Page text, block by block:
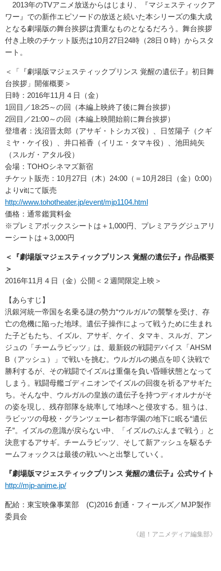
2013年のTVアニメ放送からはじまり、『マジェスティックア
ワー』での新作エピソードの放送と続いた本シリーズの集大成
となる劇場版の舞台挨拶は貴重なものとなるだろう。舞台挨拶
付き上映のチケット販売は10月27日24時（28日０時）からスタ
ート。
＜「『劇場版マジェスティックプリンス 覚醒の遺伝子』初日舞
台挨拶」開催概要＞
日時：2016年11月４日（金）
1回目／18:25～の回（本編上映終了後に舞台挨拶）
2回目／21:00～の回（本編上映開始前に舞台挨拶）
登壇者：浅沼晋太郎（アサギ・トシカズ役）、日笠陽子（クギ
ミヤ・ケイ役）、井口裕香（イリエ・タマキ役）、池田純矢
（スルガ・アタル役）
会場：TOHOシネマズ新宿
チケット販売：10月27日（木）24:00（＝10月28日（金）0:00）
よりvitにて販売
http://www.tohotheater.jp/event/mjp1104.html
価格：通常鑑賞料金
※プレミアボックスシートは＋1,000円、プレミアラグジュアリ
ーシートは＋3,000円
＜『劇場版マジェスティックプリンス 覚醒の遺伝子』作品概要
＞
2016年11月４日（金）公開＜２週間限定上映＞
【あらすじ】
汎銀河統一帝国を名乗る謎の勢力“ウルガル”の襲撃を受け、存
亡の危機に陥った地球。遺伝子操作によって戦うために生まれ
た子どもたち、イズル、アサギ、ケイ、タマキ、スルガ、アン
ジュの「チームラビッツ」は、最新鋭の戦闘デバイス「AHSM
B（アッシュ）」で戦いを挑む。ウルガルの拠点を叩く決戦で
勝利するが、その戦闘でイズルは重傷を負い昏睡状態となって
しまう。戦闘母艦ゴディニオンでイズルの回復を祈るアサギた
ち。そんな中、ウルガルの皇族の遺伝子を持つディオルナがそ
の姿を現し、残存部隊を統率して地球へと侵攻する。狙うは、
ラビッツの母校・グランツェーレ都市学園の地下に眠る“遺伝
子”。イズルの意識が戻らない中、「イズルのぶんまで戦う」と
決意するアサギ。チームラビッツ、そして新アッシュを駆るチ
ームフォックスは最後の戦いへと出撃していく。
『劇場版マジェスティックプリンス 覚醒の遺伝子』公式サイト
http://mjp-anime.jp/
配給：東宝映像事業部 (C)2016 創通・フィールズ／MJP製作
委員会
《超！アニメディア編集部》